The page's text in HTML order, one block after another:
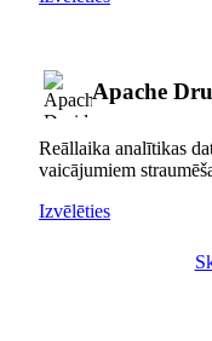
Apache
Reāllaika analītikas
vaicājumiem
Izvēlēties